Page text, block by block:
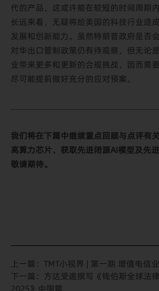
代的产品，这或许能在较短的时间周期
长远来看，无疑将给美国的科技行业造
发展和创新能力。虽然特朗普政府是否
对华出口管制政策仍有待观察，但无论
业带来更多和更新的合规挑战，因而需
尽可能提前做好充分的应对预案。
我们将在下篇中继续重点回顾与点评有
高算力芯片、获取先进闭源AI模型及先
敬请期待。
上一篇： TMT小视界 | 第一期 增值电信
下一篇： 方达受邀撰写《钱伯斯全球法